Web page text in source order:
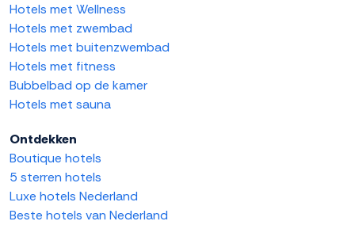
Hotels met Wellness
Hotels met zwembad
Hotels met buitenzwembad
Hotels met fitness
Bubbelbad op de kamer
Hotels met sauna
Ontdekken
Boutique hotels
5 sterren hotels
Luxe hotels Nederland
Beste hotels van Nederland